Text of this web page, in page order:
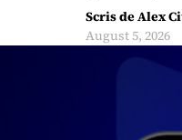
Scris deAlex
August 5, 2026